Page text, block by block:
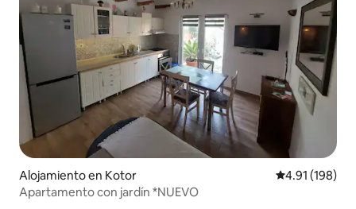
Alojamiento en Kotor Calificación
4.91 (198)
Apartamento con jardín *NUEVO